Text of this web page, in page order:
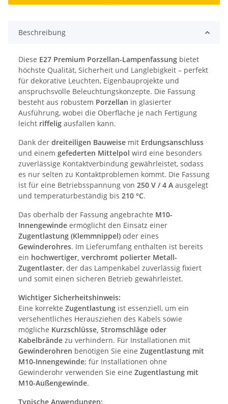
Beschreibung
Diese E27 Premium Porzellan-Lampenfassung bietet
höchste Qualität, Sicherheit und Langlebigkeit – perfekt
für dekorative Leuchten, Eigenbauprojekte und
anspruchsvolle Beleuchtungskonzepte. Die Fassung
besteht aus robustem Porzellan in glasierter
Ausführung, wobei die Oberfläche je nach Fertigung
leicht riffelig ausfallen kann.
Dank der dreiteiligen Bauweise mit Erdungsanschluss
und einem gefederten Mittelpol wird eine besonders
zuverlässige Kontaktverbindung gewährleistet, sodass
es nur selten zu Kontaktproblemen kommt. Die Fassung
ist für eine Betriebsspannung von 250 V / 4 A ausgelegt
und temperaturbeständig bis 210 °C.
Das oberhalb der Fassung angebrachte M10-
Innengewinde ermöglicht den Einsatz einer
Zugentlastung (Klemmnippel) oder eines
Gewinderohres. Im Lieferumfang enthalten ist bereits
ein hochwertiger, verchromt polierter Metall-
Zugentlaster, der das Lampenkabel zuverlässig fixiert
und somit einen sicheren Betrieb gewährleistet.
Wichtiger Sicherheitshinweis:
Eine korrekte Zugentlastung ist essenziell, um ein
versehentliches Herausziehen des Kabels sowie
mögliche Kurzschlüsse, Stromschläge oder
Kabelbrände zu verhindern. Für Installationen mit
Gewinderohren benötigen Sie eine Zugentlastung mit
M10-Innengewinde; für Installationen ohne
Gewinderohr verwenden Sie eine Zugentlastung mit
M10-Außengewinde.
Typische Anwendungen: